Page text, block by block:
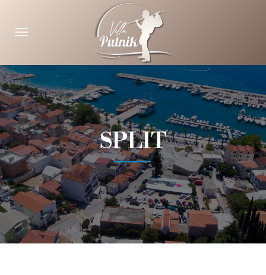
SPLIT